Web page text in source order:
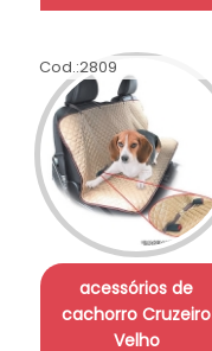
Cod.:2809
acessórios de
cachorro Cruzeiro
Velho